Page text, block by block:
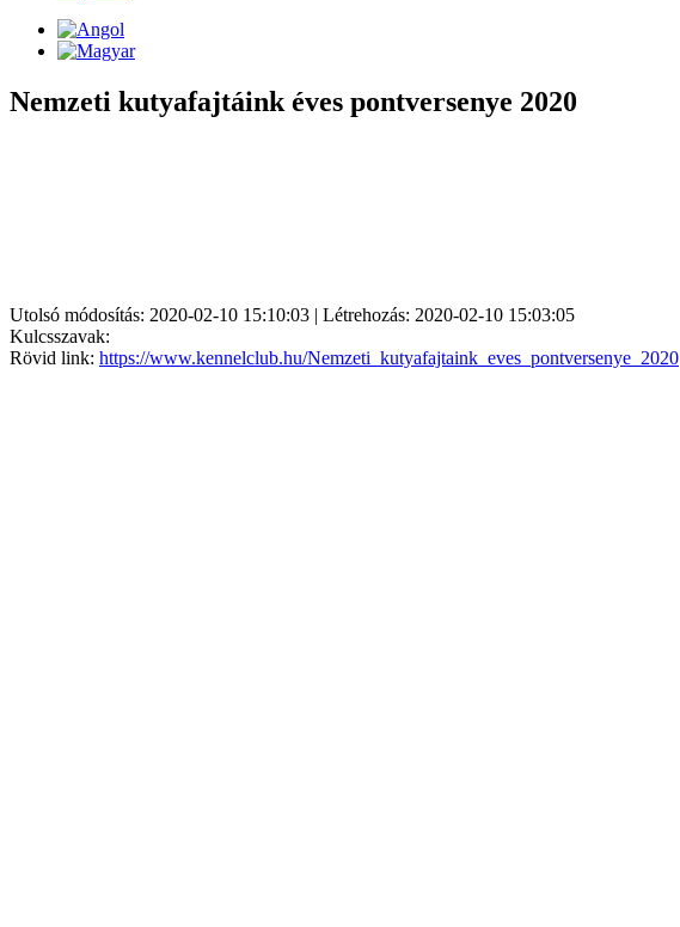
Nemzeti kutyafajtáink éves pontversenye 2020
Utolsó módosítás: 2020-02-10 15:10:03 | Létrehozás: 2020-02-10 15:03:05
Kulcsszavak:
Rövid link: https://www.kennelclub.hu/Nemzeti_kutyafajtaink_eves_pontversenye_2020